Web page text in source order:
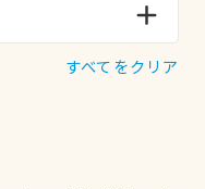
すべてをクリア